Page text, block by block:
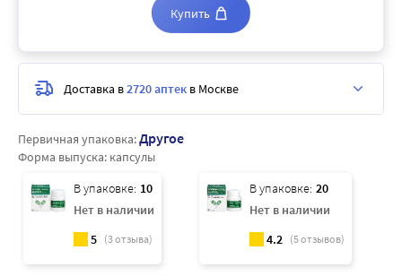
Первичная упаковка:Другое
Форма выпуска: капсулы
В упаковке: 10
Нет в наличии
5 (3отзыва)
В упаковке: 20
Нет в наличии
4.2 (5отзывов)
Купить
Доставка в2720 аптек в Москве